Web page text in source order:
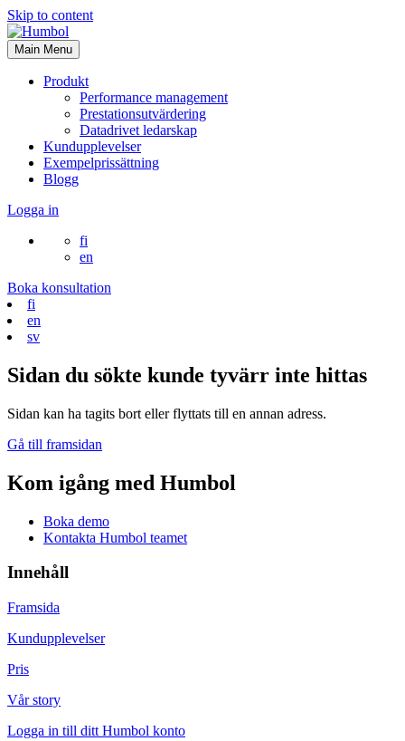
Skip to content
Main Menu
Produkt
Performance management
Prestationsutvärdering
Datadrivet ledarskap
Kundupplevelser
Exempelprissättning
Blogg
Logga in
fi
en
Boka konsultation
fi
en
sv
Sidan du sökte kunde tyvärr inte hittas
Sidan kan ha tagits bort eller flyttats till en annan adress.
Gå till framsidan
Kom igång med Humbol
Boka demo
Kontakta Humbol teamet
Innehåll
Framsida
Kundupplevelser
Pris
Vår story
Logga in till ditt Humbol konto